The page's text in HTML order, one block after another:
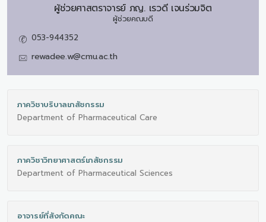
ผู้ช่วยศาสตราจารย์ ภญ. เรวดี เจนร่วมจิต
ผู้ช่วยคณบดี
053-944352
rewadee.w@cmu.ac.th
ภาควิชาบริบาลเภสัชกรรม
Department of Pharmaceutical Care
ภาควิชาวิทยาศาสตร์เภสัชกรรม
Department of Pharmaceutical Sciences
อาจารย์ที่สังกัดคณะ